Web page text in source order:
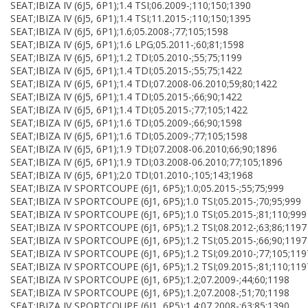
SEAT;IBIZA IV (6J5, 6P1);1.4 TSI;06.2009-;110;150;1390
SEAT;IBIZA IV (6J5, 6P1);1.4 TSI;11.2015-;110;150;1395
SEAT;IBIZA IV (6J5, 6P1);1.6;05.2008-;77;105;1598
SEAT;IBIZA IV (6J5, 6P1);1.6 LPG;05.2011-;60;81;1598
SEAT;IBIZA IV (6J5, 6P1);1.2 TDI;05.2010-;55;75;1199
SEAT;IBIZA IV (6J5, 6P1);1.4 TDI;05.2015-;55;75;1422
SEAT;IBIZA IV (6J5, 6P1);1.4 TDI;07.2008-06.2010;59;80;1422
SEAT;IBIZA IV (6J5, 6P1);1.4 TDI;05.2015-;66;90;1422
SEAT;IBIZA IV (6J5, 6P1);1.4 TDI;05.2015-;77;105;1422
SEAT;IBIZA IV (6J5, 6P1);1.6 TDI;05.2009-;66;90;1598
SEAT;IBIZA IV (6J5, 6P1);1.6 TDI;05.2009-;77;105;1598
SEAT;IBIZA IV (6J5, 6P1);1.9 TDI;07.2008-06.2010;66;90;1896
SEAT;IBIZA IV (6J5, 6P1);1.9 TDI;03.2008-06.2010;77;105;1896
SEAT;IBIZA IV (6J5, 6P1);2.0 TDI;01.2010-;105;143;1968
SEAT;IBIZA IV SPORTCOUPE (6J1, 6P5);1.0;05.2015-;55;75;999
SEAT;IBIZA IV SPORTCOUPE (6J1, 6P5);1.0 TSI;05.2015-;70;95;999
SEAT;IBIZA IV SPORTCOUPE (6J1, 6P5);1.0 TSI;05.2015-;81;110;999
SEAT;IBIZA IV SPORTCOUPE (6J1, 6P5);1.2 TSI;08.2012-;63;86;1197
SEAT;IBIZA IV SPORTCOUPE (6J1, 6P5);1.2 TSI;05.2015-;66;90;1197
SEAT;IBIZA IV SPORTCOUPE (6J1, 6P5);1.2 TSI;09.2010-
SEAT;IBIZA IV SPORTCOUPE (6J1, 6P5);1.2 TSI;09.2015-
SEAT;IBIZA IV SPORTCOUPE (6J1, 6P5);1.2;07.2009-;44;60;1198
SEAT;IBIZA IV SPORTCOUPE (6J1, 6P5);1.2;07.2008-;51;70;1198